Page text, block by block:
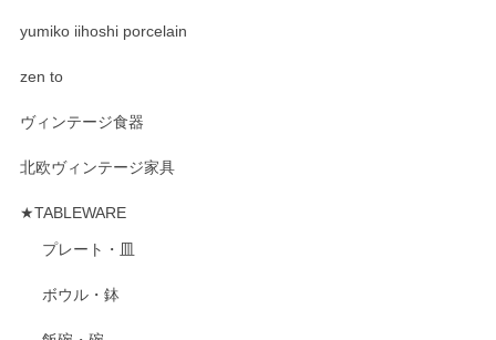
yumiko iihoshi porcelain
zen to
ヴィンテージ食器
北欧ヴィンテージ家具
★TABLEWARE
プレート・皿
ボウル・鉢